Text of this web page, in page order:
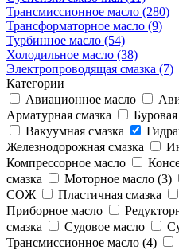
Трансмиссионное масло (280)
Трансформаторное масло (9)
Турбинное масло (54)
Холодильное масло (38)
Электропроводящая смазка (7)
Категории
Авиационное масло
Арматурная смазка
Вакуумная смазка
Железнодорожная смазка
Компрессорное масло
смазка
Моторное масло (3)
СОЖ
Пластичная смазка
Приборное масло
смазка
Судовое масло
Трансмиссионное масло (4)